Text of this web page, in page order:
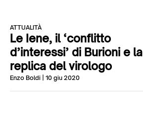
ATTUALITÀ
Le Iene, il ‘conflitto
d’interessi’ di Burioni e la
replica del virologo
Enzo Boldi | 10 giu 2020